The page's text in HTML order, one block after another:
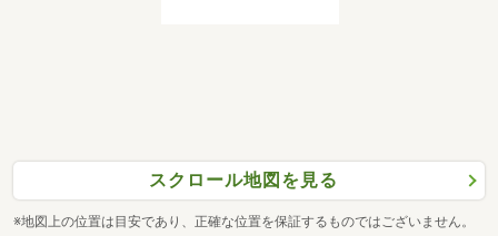
スクロール地図を見る
※地図上の位置は目安であり、正確な位置を保証するものではございません。